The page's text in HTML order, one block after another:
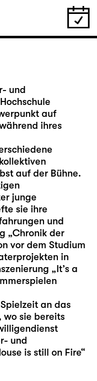
und
auf
ihres
auf der Bühne.
junge
sie ihre
und
„Chronik der
vor dem Studium
in
„It’s a
an das
wo sie bereits
und
is still on Fire“